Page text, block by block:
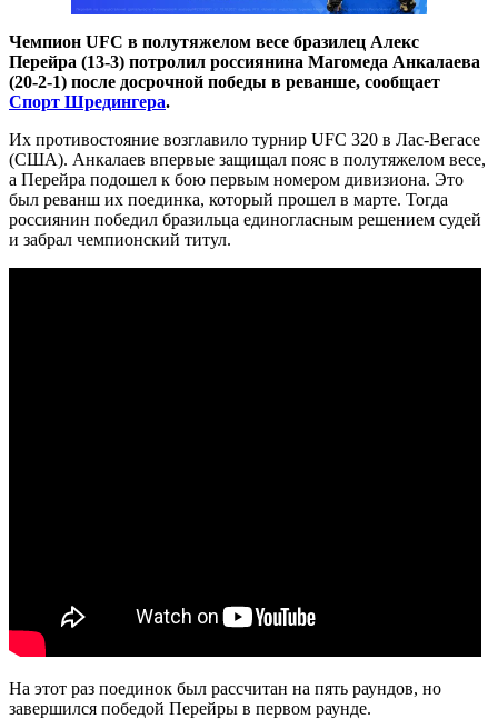
Чемпион UFC в полутяжелом весе бразилец Алекс
Перейра (13-3) потролил россиянина Магомеда Анкалаева
(20-2-1) после досрочной победы в реванше, сообщает
Спорт Шредингера.
Их противостояние возглавило турнир UFC 320 в Лас-Вегасе
(США). Анкалаев впервые защищал пояс в полутяжелом весе,
а Перейра подошел к бою первым номером дивизиона. Это
был реванш их поединка, который прошел в марте. Тогда
россиянин победил бразильца единогласным решением судей
и забрал чемпионский титул.
На этот раз поединок был рассчитан на пять раундов, но
завершился победой Перейры в первом раунде.